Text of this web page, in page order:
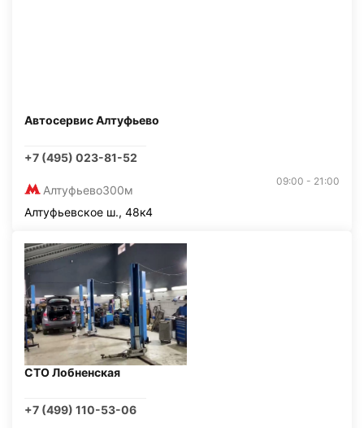
Автосервис Алтуфьево
+7 (495) 023-81-52
Алтуфьево300м
09:00 - 21:00
Алтуфьевское ш., 48к4
СТО Лобненская
+7 (499) 110-53-06